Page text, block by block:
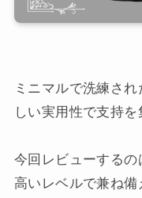
ミニマルで洗練さ
しい実用性で支持を
今回レビューする
高いレベルで兼ね備